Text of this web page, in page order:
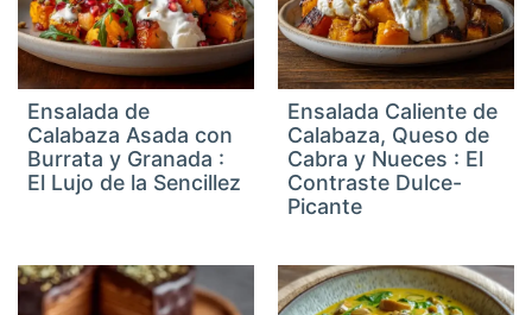
Ensalada de
Calabaza Asada con
Burrata y Granada :
El Lujo de la Sencillez
Ensalada Caliente de
Calabaza, Queso de
Cabra y Nueces : El
Contraste Dulce-
Picante